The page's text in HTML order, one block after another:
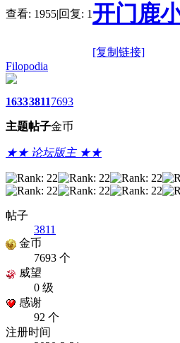
查看: 1955|回复: 1 开门鹿
[复制链接]
Filopodia
1633
主题
3811
帖子
7693
金币
★★ 论坛版主 ★★
帖子
3811
金币
7693 个
威望
0 级
感谢
92 个
注册时间